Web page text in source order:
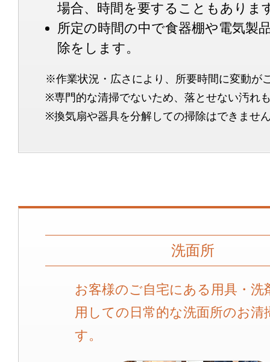
場合、時間を要することもありま
所定の時間の中で食器棚や電気製
除をします。
※作業状況・広さにより、所要時間に変動が
※専門的な清掃でないため、落とせない汚れ
※換気扇や器具を分解しての掃除はできませ
洗面所
お客様のご自宅にある用具・洗
用しての日常的な洗面所のお清
す。